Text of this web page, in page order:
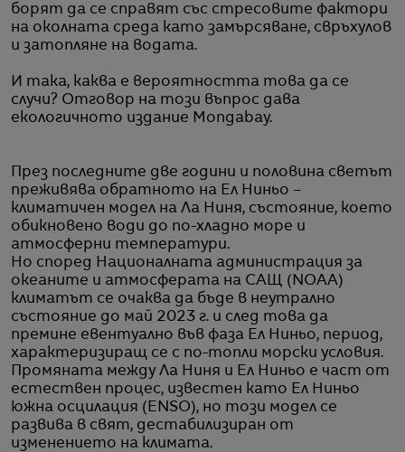
борят да се справят със стресовите фактори
на околната среда като замърсяване, свръхулов
и затопляне на водата.
И така, каква е вероятността това да се
случи? Отговор на този въпрос дава
екологичното издание Mongabay.
През последните две години и половина светът
преживява обратното на Ел Ниньо –
климатичен модел на Ла Ниня, състояние, което
обикновено води до по-хладно море и
атмосферни температури.
Но според Националната администрация за
океаните и атмосферата на САЩ (NOAA)
климатът се очаква да бъде в неутрално
състояние до май 2023 г. и след това да
премине евентуално във фаза Ел Ниньо, период,
характеризиращ се с по-топли морски условия.
Промяната между Ла Ниня и Ел Ниньо е част от
естествен процес, известен като Ел Ниньо
южна осцилация (ENSO), но този модел се
развива в свят, дестабилизиран от
изменението на климата.